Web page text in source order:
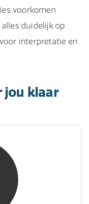
voorkomen
duidelijk op
interpretatie en
jou klaar
niet kunt
stand van je